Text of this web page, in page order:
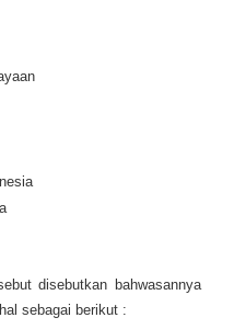
disebutkan bahwasannya
sebagai berikut :